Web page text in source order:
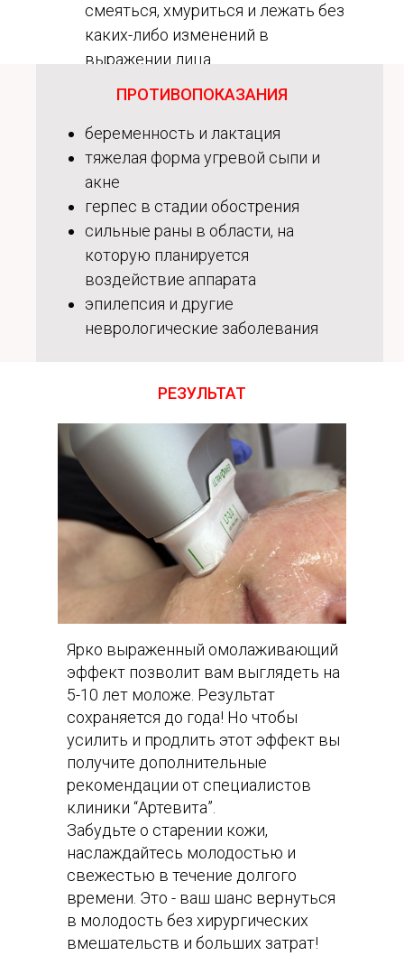
смеяться, хмуриться и лежать без
каких-либо изменений в
выражении лица
беременность и лактация
тяжелая форма угревой сыпи и
акне
герпес в стадии обострения
сильные раны в области, на
которую планируется
воздействие аппарата
эпилепсия и другие
неврологические заболевания
ПРОТИВОПОКАЗАНИЯ
Ярко выраженный омолаживающий
эффект позволит вам выглядеть на
5-10 лет моложе. Результат
сохраняется до года! Но чтобы
усилить и продлить этот эффект вы
получите дополнительные
рекомендации от специалистов
клиники “Артевита”.
Забудьте о старении кожи,
наслаждайтесь молодостью и
свежестью в течение долгого
времени. Это - ваш шанс вернуться
в молодость без хирургических
вмешательств и больших затрат!
РЕЗУЛЬТАТ